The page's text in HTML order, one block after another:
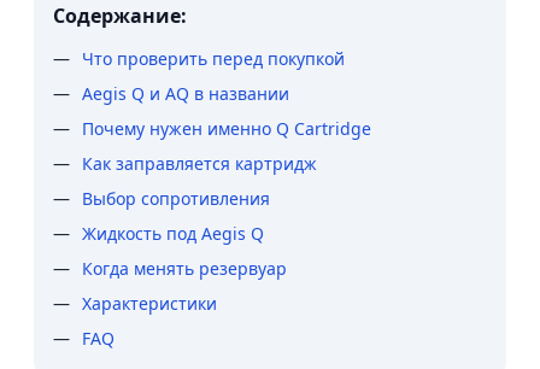
Содержание:
Что проверить перед покупкой
Aegis Q и AQ в названии
Почему нужен именно Q Cartridge
Как заправляется картридж
Выбор сопротивления
Жидкость под Aegis Q
Когда менять резервуар
Характеристики
FAQ